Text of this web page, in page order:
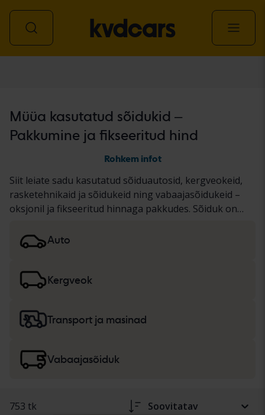
Müüa kasutatud sõidukid –
Pakkumine ja fikseeritud hind
Rohkem infot
Siit leiate sadu kasutatud sõiduautosid, kergveokeid,
rasketehnikaid ja sõidukeid ning vabaajasõidukeid –
oksjonil ja fikseeritud hinnaga pakkudes. Sõiduk on
dokumenteeritud standardse protokolli alusel.
Tulemused esitame sõiduki kirjelduses. Lugege
rasketehnika, veoautode ja vabaajasõidukite
Auto
Kergveok
Transport ja masinad
Vabaajasõiduk
753 tk Soovitatav